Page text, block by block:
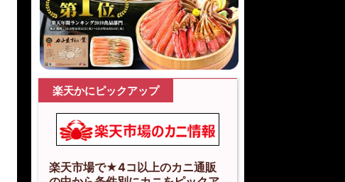
楽天かにピックアップ
楽天市場で★4コ以上のカニ通販